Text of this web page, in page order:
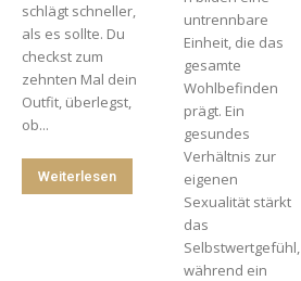
schlägt schneller,
als es sollte. Du
checkst zum
zehnten Mal dein
Outfit, überlegst,
ob...
Weiterlesen
untrennbare
Einheit, die das
gesamte
Wohlbefinden
prägt. Ein
gesundes
Verhältnis zur
eigenen
Sexualität stärkt
das
Selbstwertgefühl,
während ein